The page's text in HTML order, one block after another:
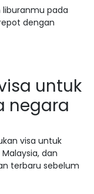
liburanmu pada
dengan
untuk
negara
visa untuk
dan
terbaru sebelum